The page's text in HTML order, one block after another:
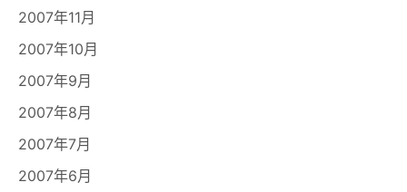
2007年11月
2007年10月
2007年9月
2007年8月
2007年7月
2007年6月